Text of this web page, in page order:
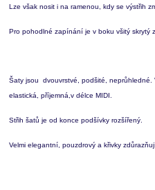
Lze však nosit i na ramenou, kdy se výstřih
Pro pohodlné zapínání je v boku všitý skrytý
Šaty jsou dvouvrstvé, podšité, neprůhledné.
elastická, příjemná,v délce MIDI.
Střih šatů je od konce podšívky rozšířený.
Velmi elegantní, pouzdrový a křivky